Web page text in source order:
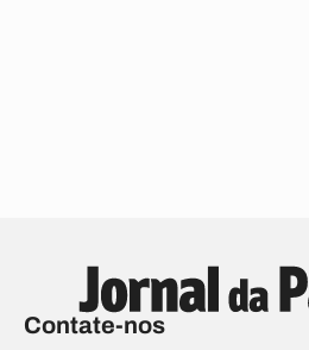
Contate-nos